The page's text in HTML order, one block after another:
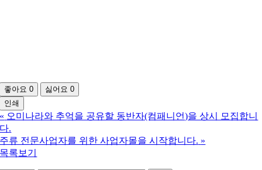
좋아요0 싫어요0
인쇄
« 오미나라와 추억을 공유할 동반자(컴패니언)을 상시 모집합니
다.
주류 전문사업자를 위한 사업자몰을 시작합니다. »
목록보기